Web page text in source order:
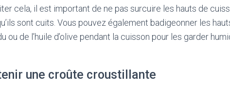
cela, il est important de ne pas surcuire les hauts de
sont cuits. Vous pouvez également badigeonner les
ou de l’huile d’olive pendant la cuisson pour les garder
une croûte croustillante